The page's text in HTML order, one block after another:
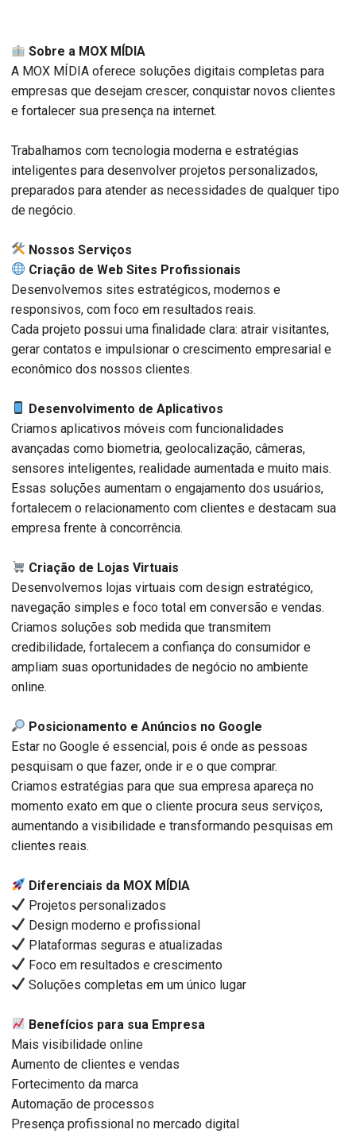
Sobre a MOX MÍDIA
A MOX MÍDIA oferece soluções digitais completas para
empresas que desejam crescer, conquistar novos clientes
e fortalecer sua presença na internet.
Trabalhamos com tecnologia moderna e estratégias
inteligentes para desenvolver projetos personalizados,
preparados para atender as necessidades de qualquer tipo
de negócio.
️ Nossos Serviços
Criação de Web Sites Profissionais
Desenvolvemos sites estratégicos, modernos e
responsivos, com foco em resultados reais.
Cada projeto possui uma finalidade clara: atrair visitantes,
gerar contatos e impulsionar o crescimento empresarial e
econômico dos nossos clientes.
Desenvolvimento de Aplicativos
Criamos aplicativos móveis com funcionalidades
avançadas como biometria, geolocalização, câmeras,
sensores inteligentes, realidade aumentada e muito mais.
Essas soluções aumentam o engajamento dos usuários,
fortalecem o relacionamento com clientes e destacam sua
empresa frente à concorrência.
Criação de Lojas Virtuais
Desenvolvemos lojas virtuais com design estratégico,
navegação simples e foco total em conversão e vendas.
Criamos soluções sob medida que transmitem
credibilidade, fortalecem a confiança do consumidor e
ampliam suas oportunidades de negócio no ambiente
online.
Posicionamento e Anúncios no Google
Estar no Google é essencial, pois é onde as pessoas
pesquisam o que fazer, onde ir e o que comprar.
Criamos estratégias para que sua empresa apareça no
momento exato em que o cliente procura seus serviços,
aumentando a visibilidade e transformando pesquisas em
clientes reais.
Diferenciais da MOX MÍDIA
Projetos personalizados
Design moderno e profissional
Plataformas seguras e atualizadas
Foco em resultados e crescimento
Soluções completas em um único lugar
Benefícios para sua Empresa
Mais visibilidade online
Aumento de clientes e vendas
Fortecimento da marca
Automação de processos
Presença profissional no mercado digital